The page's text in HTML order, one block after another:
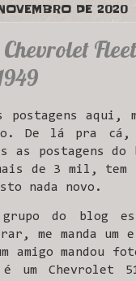
DE 2020
postagens aqui,
De lá pra cá,
as postagens
de 3 mil, tem
nada novo.
grupo do blog
me manda um
mandou
um Chevrolet